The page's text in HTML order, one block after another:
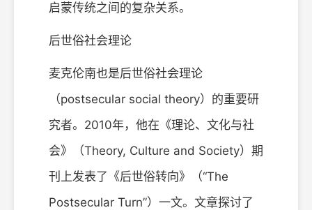
启蒙传统之间的复杂关系。
后世俗社会理论
麦克伦南也是后世俗社会理论
（postsecular social theory）的重要研
究者。2010年，他在《理论、文化与社
会》（Theory, Culture and Society）期
刊上发表了《后世俗转向》（“The
Postsecular Turn”）一文。文章探讨了